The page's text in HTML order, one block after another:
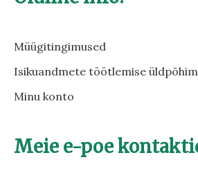
Müügitingimused
Isikuandmete töötlemise
Minu konto
Meie e-poe